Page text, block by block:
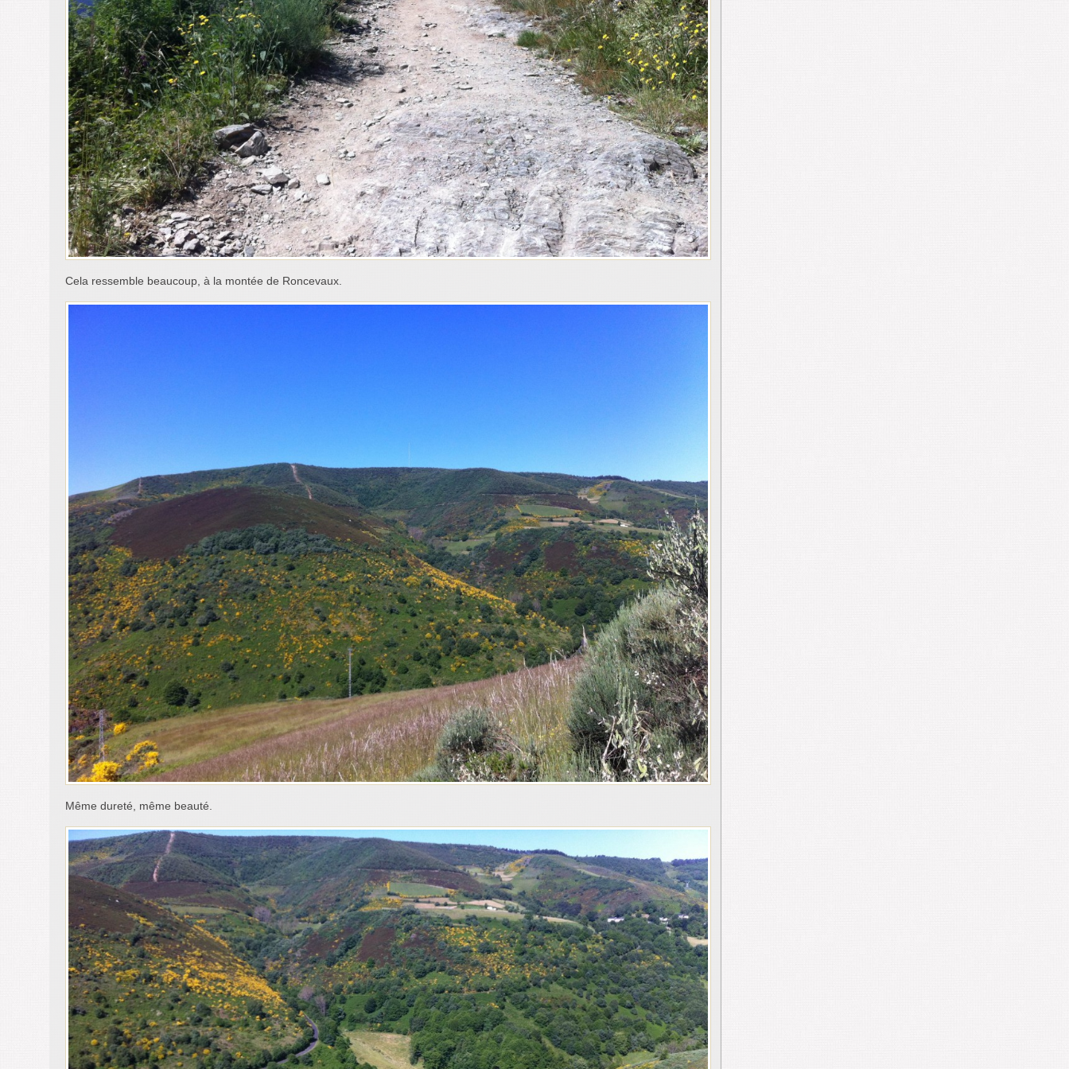
Cela ressemble beaucoup, à la montée de Roncevaux.
Même dureté, même beauté.